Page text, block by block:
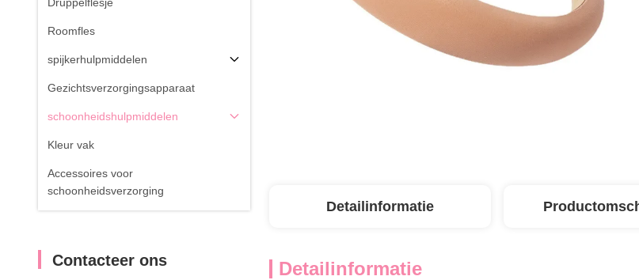
Roomfles
spijkerhulpmiddelen
Gezichtsverzorgingsapparaat
schoonheidshulpmiddelen
Kleur vak
Accessoires voor
schoonheidsverzorging
Contacteer ons
Detailinformatie
Detailinformatie